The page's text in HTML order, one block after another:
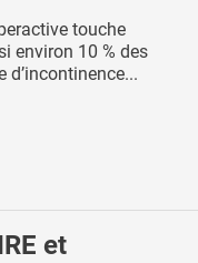
touche
environ 10 % des
d’incontinence...
et